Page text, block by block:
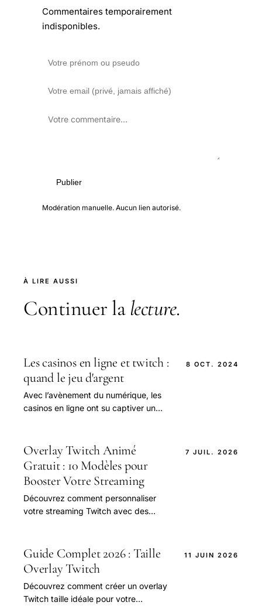
Commentaires temporairement
indisponibles.
Publier
Modération manuelle. Aucun lien autorisé.
À LIRE AUSSI
Continuer la lecture.
Les casinos en ligne et twitch :
quand le jeu d'argent
Avec l’avènement du numérique, les
casinos en ligne ont su captiver un
8 OCT. 2024
Overlay Twitch Animé
Gratuit : 10 Modèles pour
Booster Votre Streaming
Découvrez comment personnaliser
votre streaming Twitch avec des
améliorer votre expérience de
streaming et augmenter vos abonnés.
Téléchargez-les maintenant et
commencez à streamer comme un pro
!
7 JUIL. 2026
Guide Complet 2026 : Taille
Overlay Twitch
Découvrez comment créer un overlay
Twitch taille idéale pour votre
11 JUIN 2026